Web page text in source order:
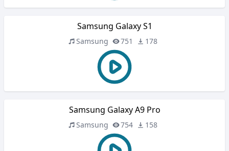
Samsung Galaxy S1
Samsung 751 178
Samsung Galaxy A9 Pro
Samsung 754 158